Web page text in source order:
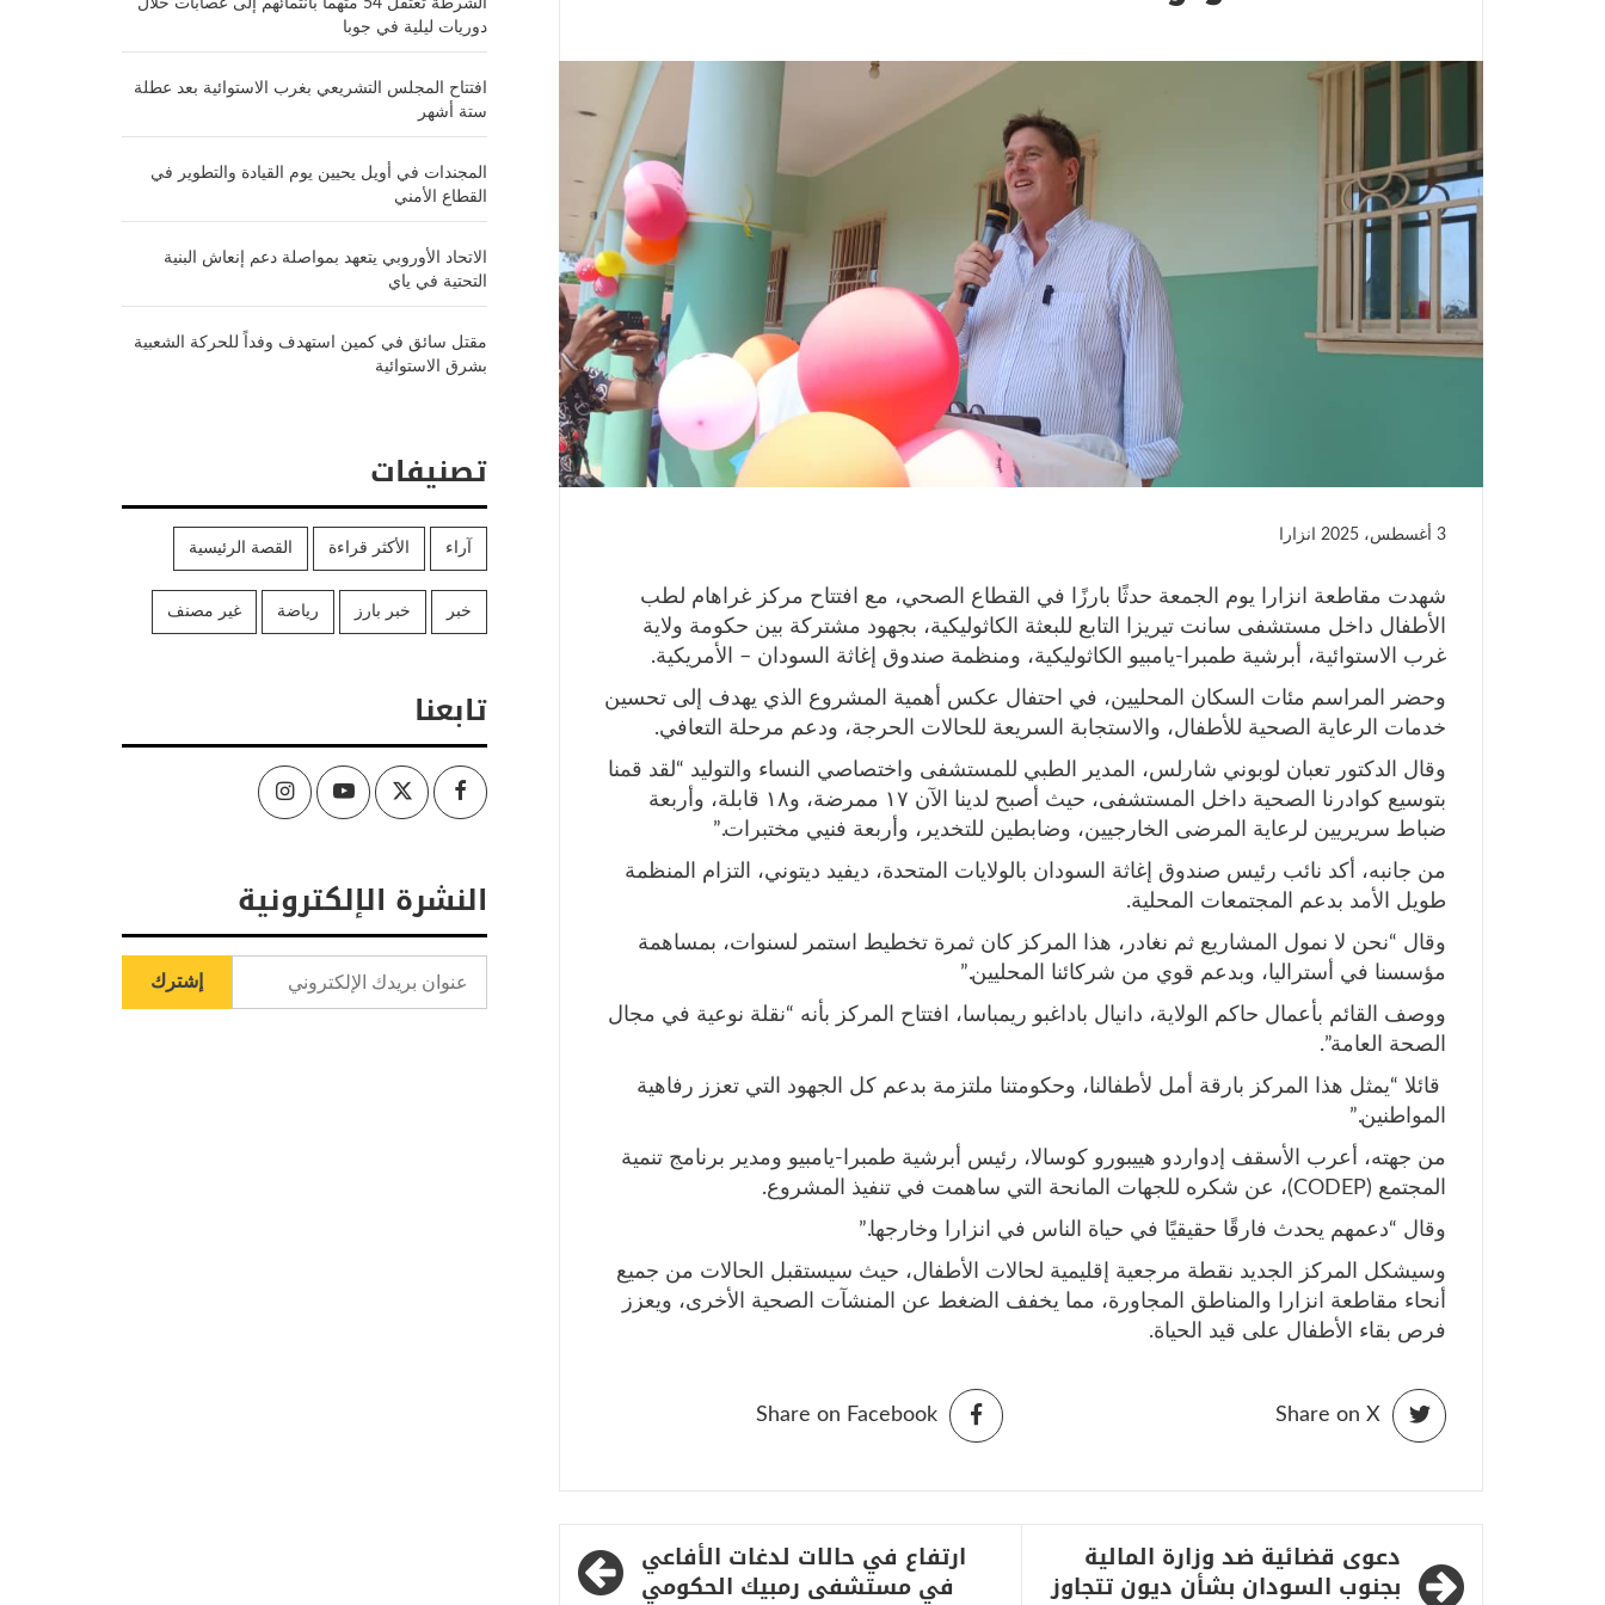
3 أغسطس، 2025 انزارا
شهدت مقاطعة انزارا يوم الجمعة حدثًا بارزًا في القطاع الصحي، مع افتتاح مركز غراهام لطب
الأطفال داخل مستشفى سانت تيريزا التابع للبعثة الكاثوليكية، بجهود مشتركة بين حكومة ولاية
غرب الاستوائية، أبرشية طمبرا-يامبيو الكاثوليكية، ومنظمة صندوق إغاثة السودان – الأمريكية.
وحضر المراسم مئات السكان المحليين، في احتفال عكس أهمية المشروع الذي يهدف إلى تحسين
خدمات الرعاية الصحية للأطفال، والاستجابة السريعة للحالات الحرجة، ودعم مرحلة التعافي.
وقال الدكتور تعبان لوبوني شارلس، المدير الطبي للمستشفى واختصاصي النساء والتوليد “لقد قمنا
بتوسيع كوادرنا الصحية داخل المستشفى، حيث أصبح لدينا الآن ١٧ ممرضة، و١٨ قابلة، وأربعة
ضباط سريريين لرعاية المرضى الخارجيين، وضابطين للتخدير، وأربعة فنيي مختبرات.”
من جانبه، أكد نائب رئيس صندوق إغاثة السودان بالولايات المتحدة، ديفيد ديتوني، التزام المنظمة
طويل الأمد بدعم المجتمعات المحلية.
وقال “نحن لا نمول المشاريع ثم نغادر، هذا المركز كان ثمرة تخطيط استمر لسنوات، بمساهمة
مؤسسنا في أستراليا، وبدعم قوي من شركائنا المحليين.”
ووصف القائم بأعمال حاكم الولاية، دانيال باداغبو ريمباسا، افتتاح المركز بأنه “نقلة نوعية في مجال
الصحة العامة”.
قائلا “يمثل هذا المركز بارقة أمل لأطفالنا، وحكومتنا ملتزمة بدعم كل الجهود التي تعزز رفاهية
المواطنين.”
من جهته، أعرب الأسقف إدواردو هييبورو كوسالا، رئيس أبرشية طمبرا-يامبيو ومدير برنامج تنمية
المجتمع (CODEP)، عن شكره للجهات المانحة التي ساهمت في تنفيذ المشروع.
وقال “دعمهم يحدث فارقًا حقيقيًا في حياة الناس في انزارا وخارجها.”
وسيشكل المركز الجديد نقطة مرجعية إقليمية لحالات الأطفال، حيث سيستقبل الحالات من جميع
أنحاء مقاطعة انزارا والمناطق المجاورة، مما يخفف الضغط عن المنشآت الصحية الأخرى، ويعزز
فرص بقاء الأطفال على قيد الحياة.
Share on Facebook Share on X
تصفّحدعوى قضائية ضد وزارة المالية
بجنوب السودان بشأن ديون تتجاوز
ارتفاع في حالات لدغات الأفاعي
في مستشفى رمبيك الحكومي
الشرطة تعتقل 54 متهماً بانتمائهم إلى عصابات خلال
دوريات ليلية في جوبا
افتتاح المجلس التشريعي بغرب الاستوائية بعد عطلة
ستة أشهر
المجندات في أويل يحيين يوم القيادة والتطوير في
القطاع الأمني
الاتحاد الأوروبي يتعهد بمواصلة دعم إنعاش البنية
التحتية في ياي
مقتل سائق في كمين استهدف وفداً للحركة الشعبية
بشرق الاستوائية
تصنيفات
آراء الأكثر قراءة القصة الرئيسية
خبر خبر بارز رياضة غير مصنف
تابعنا
Facebook
Twitter
Youtube
Instagram
النشرة الإلكترونية